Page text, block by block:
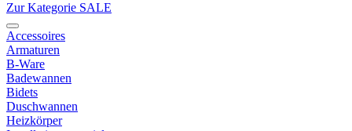
Zur Kategorie SALE
Accessoires
Armaturen
B-Ware
Badewannen
Bidets
Duschwannen
Heizkörper